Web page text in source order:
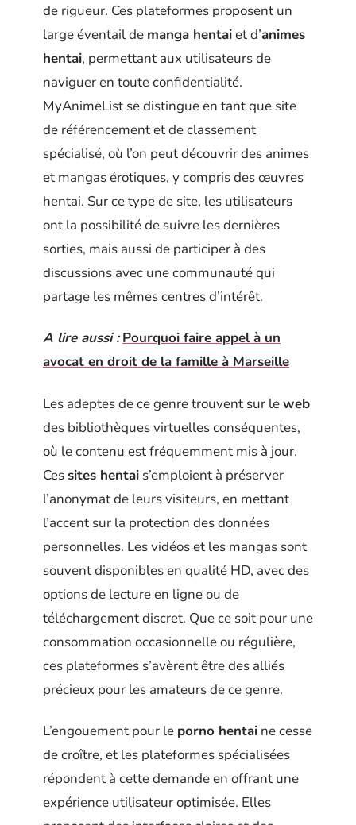
de rigueur. Ces plateformes proposent un
large éventail de manga hentaiet d’animes
hentai, permettant aux utilisateurs de
naviguer en toute confidentialité.
MyAnimeList se distingue en tant que site
de référencement et de classement
spécialisé, où l’on peut découvrir des animes
et mangas érotiques, y compris des œuvres
hentai. Sur ce type de site, les utilisateurs
ont la possibilité de suivre les dernières
sorties, mais aussi de participer à des
discussions avec une communauté qui
partage les mêmes centres d’intérêt.
A lire aussi : Pourquoi faire appel à un
avocat en droit de la famille à Marseille
Les adeptes de ce genre trouvent sur leweb
des bibliothèques virtuelles conséquentes,
où le contenu est fréquemment mis à jour.
Cessites hentai s’emploient à préserver
l’anonymat de leurs visiteurs, en mettant
l’accent sur la protection des données
personnelles. Les vidéos et les mangas sont
souvent disponibles en qualité HD, avec des
options de lecture en ligne ou de
téléchargement discret. Que ce soit pour une
consommation occasionnelle ou régulière,
ces plateformes s’avèrent être des alliés
précieux pour les amateurs de ce genre.
L’engouement pour le porno hentai ne cesse
de croître, et les plateformes spécialisées
répondent à cette demande en offrant une
expérience utilisateur optimisée. Elles